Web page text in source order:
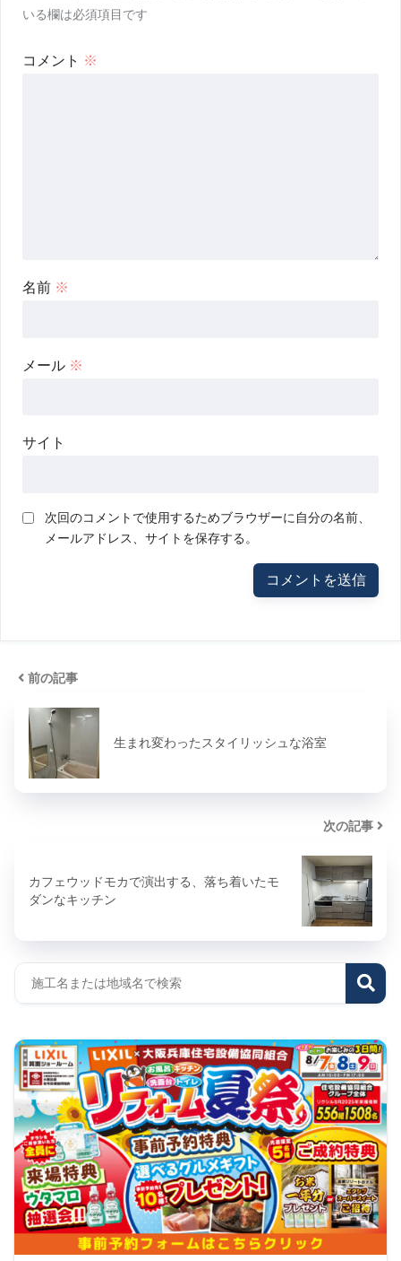
いる欄は必須項目です
コメント ※
名前 ※
メール ※
サイト
次回のコメントで使用するためブラウザーに自分の名前、
メールアドレス、サイトを保存する。
前の記事
生まれ変わったスタイリッシュな浴室
次の記事
カフェウッドモカで演出する、落ち着いたモ
ダンなキッチン